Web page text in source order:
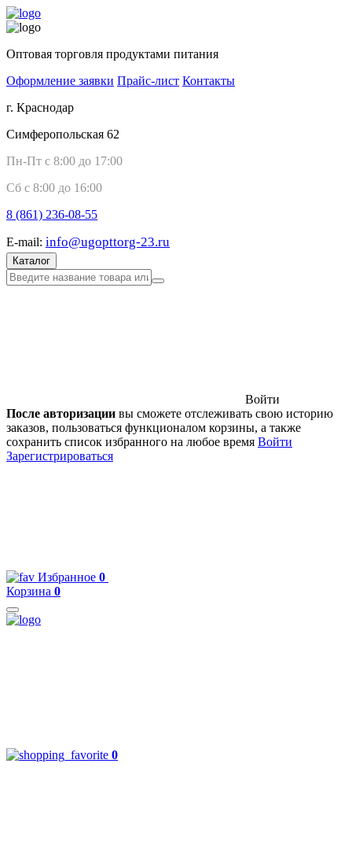
Оптовая торговля продуктами питания
Оформление заявки Прайс-лист Контакты
г. Краснодар
Симферопольская 62
Пн-Пт с 8:00 до 17:00
Сб с 8:00 до 16:00
8 (861) 236-08-55
E-mail: info@ugopttorg-23.ru
Каталог
Войти
После авторизации вы сможете отслеживать свою историю
заказов, пользоваться функционалом корзины, а также
сохранить список избранного на любое время Войти
Зарегистрироваться
Избранное 0
Корзина 0
0